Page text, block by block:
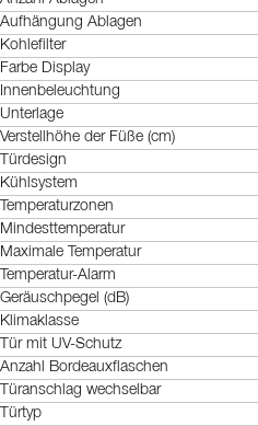
Aufhängung Ablagen
Kohlefilter
Farbe Display
Innenbeleuchtung
Unterlage
Verstellhöhe der Füße (cm)
Türdesign
Kühlsystem
Temperaturzonen
Mindesttemperatur
Maximale Temperatur
Temperatur-Alarm
Geräuschpegel (dB)
Klimaklasse
Tür mit UV-Schutz
Anzahl Bordeauxflaschen
Türanschlag wechselbar
Türtyp